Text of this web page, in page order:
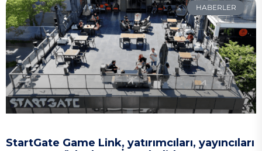
HABERLER
StartGate Game Link, yatırımcıları, yayıncıları